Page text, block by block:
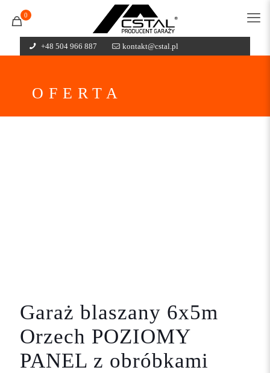
+48 504 966 887 kontakt@cstal.pl
0
OFERTA
Garaż blaszany 6x5m
Orzech POZIOMY
PANEL z obróbkami